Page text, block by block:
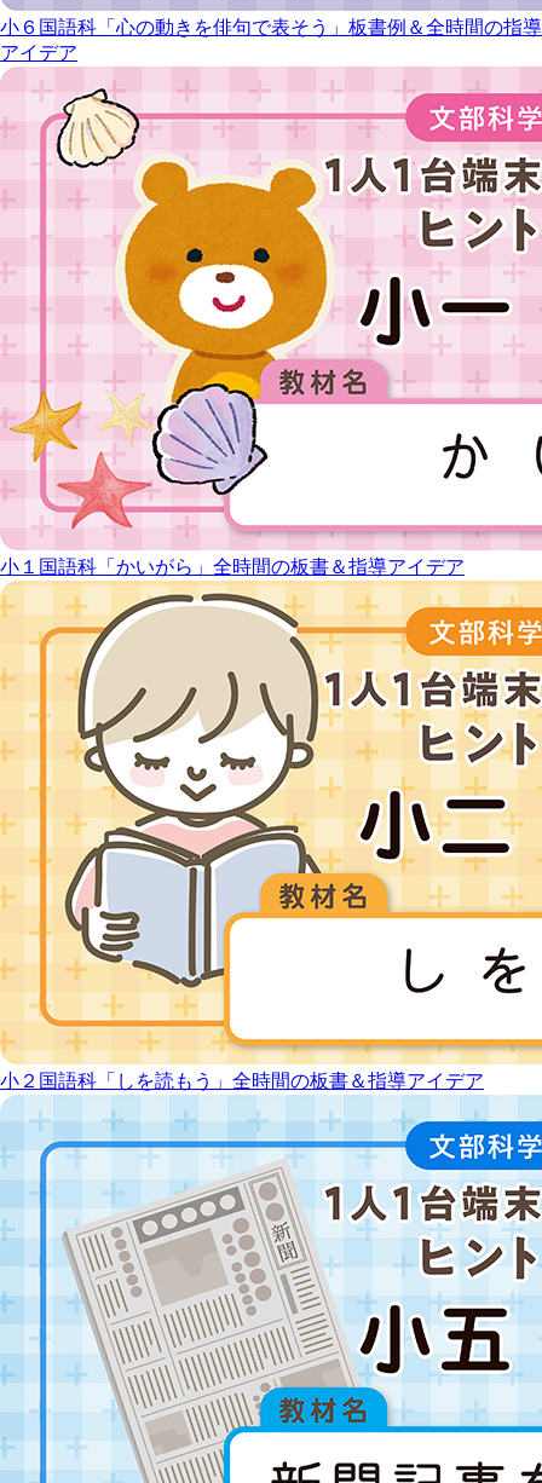
小６国語科「心の動きを俳句で表そう」板書例＆全時間の指導
アイデア
小１国語科「かいがら」全時間の板書＆指導アイデア
小２国語科「しを読もう」全時間の板書＆指導アイデア